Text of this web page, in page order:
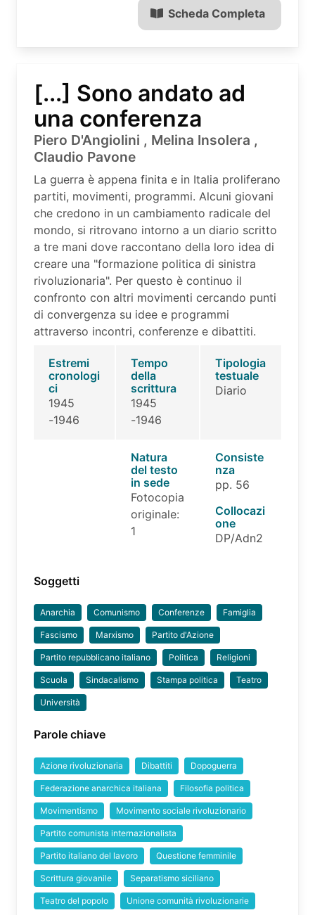
Scheda Completa
[...] Sono andato ad
una conferenza
Piero D'Angiolini , Melina Insolera ,
Claudio Pavone
La guerra è appena finita e in Italia proliferano
partiti, movimenti, programmi. Alcuni giovani
che credono in un cambiamento radicale del
mondo, si ritrovano intorno a un diario scritto
a tre mani dove raccontano della loro idea di
creare una "formazione politica di sinistra
rivoluzionaria". Per questo è continuo il
confronto con altri movimenti cercando punti
di convergenza su idee e programmi
attraverso incontri, conferenze e dibattiti.
Estremi
cronologi
ci
1945
-1946
Tempo
della
scrittura
1945
-1946
Tipologia
testuale
Diario
Natura
del testo
in sede
Fotocopia
originale:
1
Consiste
nza
pp. 56
Collocazi
one
DP/Adn2
Soggetti
Anarchia Comunismo Conferenze Famiglia
Fascismo Marxismo Partito d'Azione
Partito repubblicano italiano Politica Religioni
Scuola Sindacalismo Stampa politica Teatro
Università
Parole chiave
Azione rivoluzionaria Dibattiti Dopoguerra
Federazione anarchica italiana Filosofia politica
Movimentismo Movimento sociale rivoluzionario
Partito comunista internazionalista
Partito italiano del lavoro Questione femminile
Scrittura giovanile Separatismo siciliano
Teatro del popolo Unione comunità rivoluzionarie